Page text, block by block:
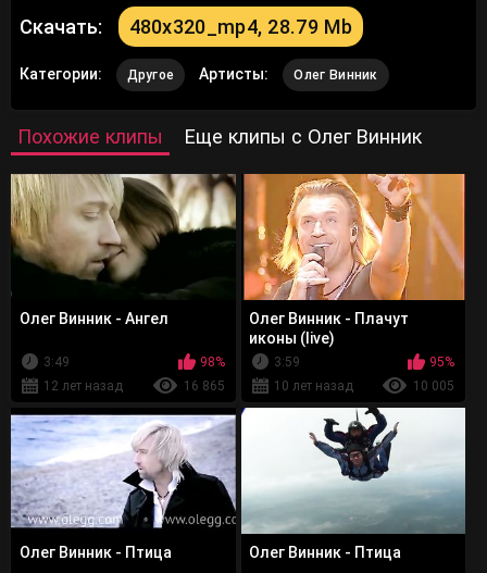
Скачать: 480x320_mp4, 28.79 Mb
Категории: Другое Артисты: Олег Винник
Похожие клипы Еще клипы с Олег Винник
Олег Винник - Ангел
3:49
98%
12 лет назад
16 865
Олег Винник - Плачут
иконы (live)
3:59
95%
10 лет назад
10 005
Олег Винник - Птица Олег Винник - Птица